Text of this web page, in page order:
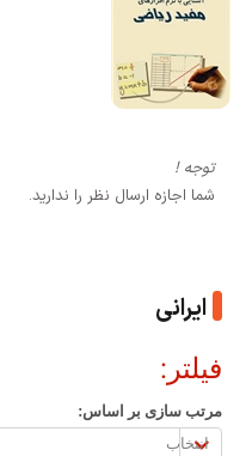
توجه !
شما اجازه ارسال نظر را ندارید.
ایرانی
فیلتر:
مرتب سازی بر اساس:
مرتب